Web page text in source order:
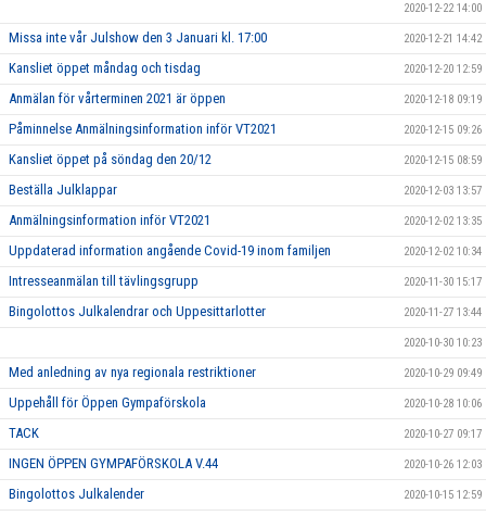
2020-12-22 14:00
Missa inte vår Julshow den 3 Januari kl. 17:00 2020-12-21 14:42
Kansliet öppet måndag och tisdag 2020-12-20 12:59
Anmälan för vårterminen 2021 är öppen 2020-12-18 09:19
Påminnelse Anmälningsinformation inför VT2021 2020-12-15 09:26
Kansliet öppet på söndag den 20/12 2020-12-15 08:59
Beställa Julklappar 2020-12-03 13:57
Anmälningsinformation inför VT2021 2020-12-02 13:35
Uppdaterad information angående Covid-19 inom familjen 2020-12-02 10:34
Intresseanmälan till tävlingsgrupp 2020-11-30 15:17
Bingolottos Julkalendrar och Uppesittarlotter 2020-11-27 13:44
2020-10-30 10:23
Med anledning av nya regionala restriktioner 2020-10-29 09:49
Uppehåll för Öppen Gympaförskola 2020-10-28 10:06
TACK 2020-10-27 09:17
INGEN ÖPPEN GYMPAFÖRSKOLA V.44 2020-10-26 12:03
Bingolottos Julkalender 2020-10-15 12:59